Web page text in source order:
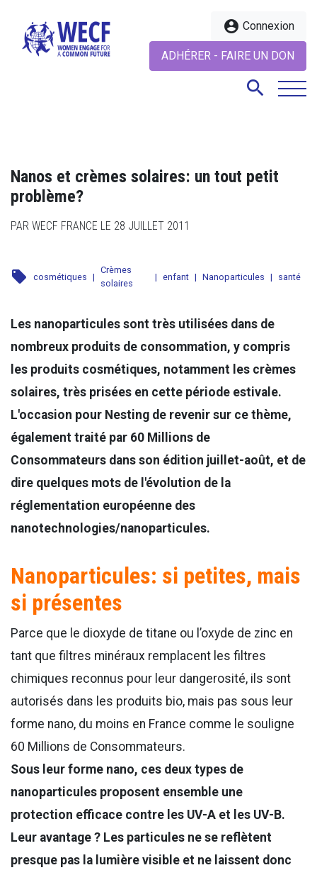
account_circle Connexion
ADHÉRER - FAIRE UN DON
search
search
Nanos et crèmes solaires: un tout petit
problème?
PAR WECF FRANCE LE 28 JUILLET 2011
local_offer cosmétiques |
Crèmes
solaires
| enfant | Nanoparticules | santé
Les nanoparticules sont très utilisées dans de
nombreux produits de consommation, y compris
les produits cosmétiques, notamment les crèmes
solaires, très prisées en cette période estivale.
L'occasion pour Nesting de revenir sur ce thème,
également traité par 60 Millions de
Consommateurs dans son édition juillet-août, et de
dire quelques mots de l'évolution de la
réglementation européenne des
nanotechnologies/nanoparticules.
Nanoparticules: si petites, mais
si présentes
Parce que le dioxyde de titane ou l’oxyde de zinc en
tant que filtres minéraux remplacent les filtres
chimiques reconnus pour leur dangerosité, ils sont
autorisés dans les produits bio, mais pas sous leur
forme nano, du moins en France comme le souligne
60 Millions de Consommateurs.
Sous leur forme nano, ces deux types de
nanoparticules proposent ensemble une
protection efficace contre les UV-A et les UV-B.
Leur avantage ? Les particules ne se reflètent
presque pas la lumière visible et ne laissent donc